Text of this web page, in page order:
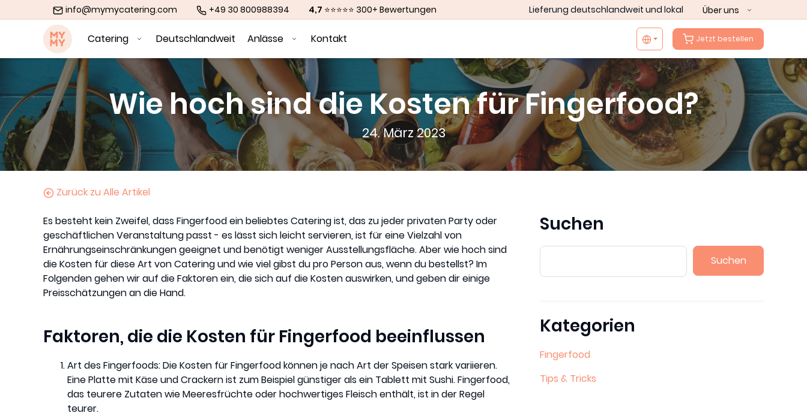
info@mymycatering.com +49 30 800988394 4,7 ⭐⭐⭐⭐⭐ 300+ Bewertungen Lieferung deutschlandweit und lokal Über uns
MYMY catering
Catering Deutschlandweit Anlässe Kontakt Jetzt bestellen
Wie hoch sind die Kosten für Fingerfood?
24. März 2023
Zurück zu Alle Artikel
Es besteht kein Zweifel, dass Fingerfood ein beliebtes Catering ist, das zu jeder privaten Party oder
geschäftlichen Veranstaltung passt - es lässt sich leicht servieren, ist für eine Vielzahl von
Ernährungseinschränkungen geeignet und benötigt weniger Ausstellungsfläche. Aber wie hoch sind
die Kosten für diese Art von Catering und wie viel gibst du pro Person aus, wenn du bestellst? Im
Folgenden gehen wir auf die Faktoren ein, die sich auf die Kosten auswirken, und geben dir einige
Preisschätzungen an die Hand.
Faktoren, die die Kosten für Fingerfood beeinflussen
Art des Fingerfoods: Die Kosten für Fingerfood können je nach Art der Speisen stark variieren.
Eine Platte mit Käse und Crackern ist zum Beispiel günstiger als ein Tablett mit Sushi. Fingerfood,
das teurere Zutaten wie Meeresfrüchte oder hochwertiges Fleisch enthält, ist in der Regel
teurer.
Suchen
Suchen
Suchen
Kategorien
Fingerfood
Tips & Tricks